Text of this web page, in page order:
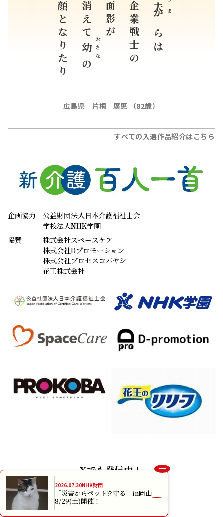
夫 つま
からは
企業戦士の
面影が
消えて
幼 おさな
の
顔となりたり
広島県 片桐 廣惠 （82歳）
すべての入選作品紹介はこちら
企画協力
公益財団法人日本介護福祉士会
学校法人NHK学園
協賛
株式会社スペースケア
株式会社Dプロモーション
株式会社プロセスコバヤシ
花王株式会社
Xでも発信中！
2026.07.30NHK財団
「災害からペットを守る」in岡山
8/29(土)開催！